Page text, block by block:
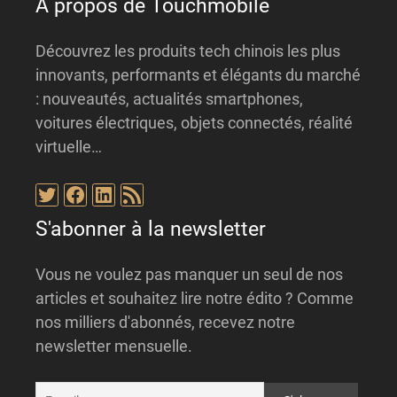
À propos de Touchmobile
Découvrez les produits tech chinois les plus
innovants, performants et élégants du marché
: nouveautés, actualités smartphones,
voitures électriques, objets connectés, réalité
virtuelle…
Twitter
Facebook
LinkedIn
Flux RSS
S'abonner à la newsletter
Vous ne voulez pas manquer un seul de nos
articles et souhaitez lire notre édito ? Comme
nos milliers d'abonnés, recevez notre
newsletter mensuelle.